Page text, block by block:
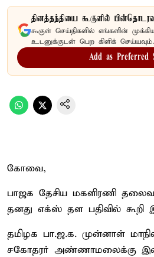
தினத்தந்தியை கூகுளில்
கூகுள் செய்திகளில் எங்களின்
உடனுக்குடன் பெற கிளிக் செய்யவும்.
Add as Preferred
கோவை,
பாஜக தேசிய மகளிரணி
தனது எக்ஸ் தள பதிவில் கூறி
தமிழக பா.ஜ.க. முன்னாள்
சகோதரர் அண்ணாமலைக்கு